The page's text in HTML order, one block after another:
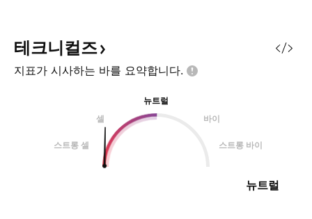
테크니컬즈
지표가 시사하는 바를 요약합니다.
뉴트럴
셀
바이
스트롱 셀 스트롱 바이
뉴트럴